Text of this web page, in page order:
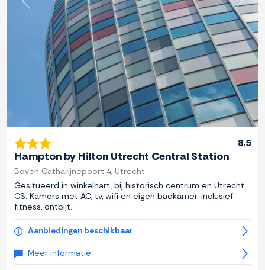
Previous Next
8.5
Hampton by Hilton Utrecht Central Station
Boven Catharijnepoort 4, Utrecht
Gesitueerd in winkelhart, bij historisch centrum en Utrecht
CS. Kamers met AC, tv, wifi en eigen badkamer. Inclusief
fitness, ontbijt.
Aanbiedingen beschikbaar
Meer informatie